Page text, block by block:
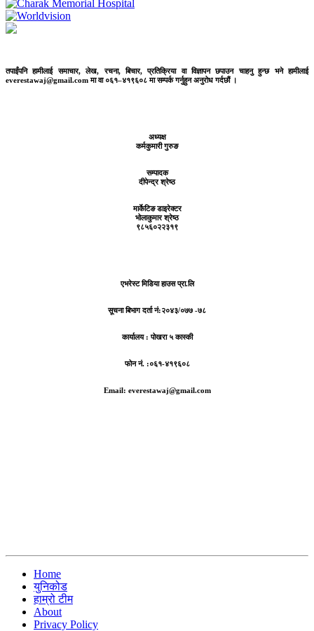
तपाईंपनि हामीलाई समाचार, लेख, रचना, बिचार, प्रतिक्रिया वा विज्ञापन छपाउन चाहनु हुन्छ भने हामीलाई
everestawaj@gmail.com मा वा ०६१–४१९६०८ मा सम्पर्क गर्नुहुन अनुरोध गर्दछौं ।
अध्यक्ष
कर्मकुमारी गुरुङ
सम्पादक
दीपेन्द्र श्रेष्ठ
मार्केटिङ डाइरेक्टर
भोलाकुमार श्रेष्ठ
९८५६०२२३१९
एभरेस्ट मिडिया हाउस प्रा.लि
सूचना बिभाग दर्ता नं:२०४३/०७७ -७८
कार्यालय :पोखरा ५ कास्की
फोन नं. :०६१-४१९६०८
Email: everestawaj@gmail.com
Home
युनिकोड
हाम्रो टीम
About
Privacy Policy